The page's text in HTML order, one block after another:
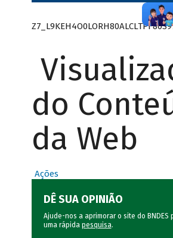
do
da Web
Ações
DÊ SUA OPINIÃO
Ajude-nos a aprimorar o site do BNDES
uma rápida pesquisa.